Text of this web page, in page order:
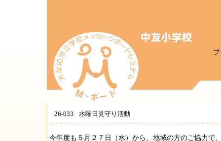
26-033 水曜日見守り活動
今年度も５月２７日（水）から、地域の方のご協力で